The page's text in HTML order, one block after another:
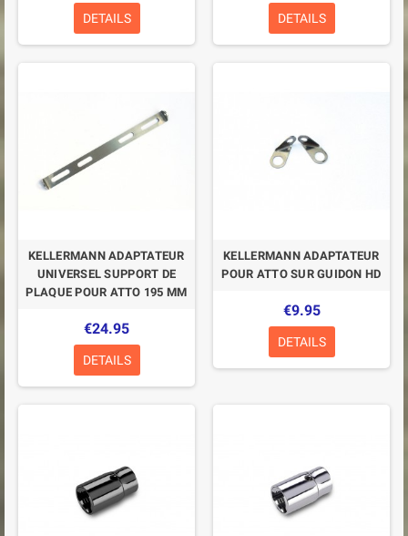
DETAILS DETAILS
KELLERMANN ADAPTATEUR
UNIVERSEL SUPPORT DE
PLAQUE POUR ATTO 195 MM
€24.95
DETAILS
KELLERMANN ADAPTATEUR
POUR ATTO SUR GUIDON HD
€9.95
DETAILS